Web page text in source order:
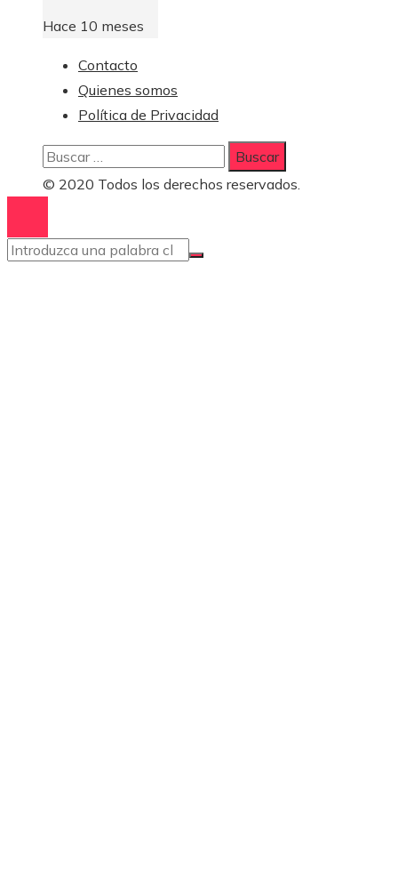
Hace 10 meses
Contacto
Quienes somos
Política de Privacidad
Buscar:
© 2020 Todos los derechos reservados.